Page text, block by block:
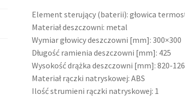
Element sterujący (baterii): głowica
Materiał deszczowni: metal
Wymiar głowicy deszczowni [mm]: 300×300
Długość ramienia deszczowni [mm]: 425
Wysokość drążka deszczowni [mm]: 820-
Materiał rączki natryskowej: ABS
Ilość strumieni rączki natryskowej: 1